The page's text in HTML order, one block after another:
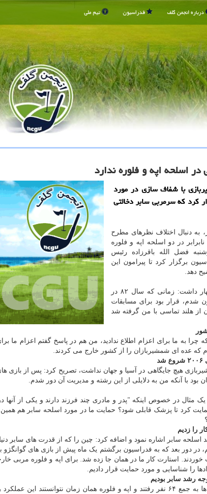
درباره انجمن گلف فدراسیون تیم ملی
در اسلحه اپه و فلوره ندارد
با شفاف سازی در مورد
کرد که سرمربی سابر دخالتی
به دنبال اختلاف نظرهای مطرح
در دو اسلحه اپه و فلوره
فضل الله باقرزاده رئیس
برگزار کرد تا پیرامون این
دهد.
باقرزاده در شروع نشست خبری اظهار داشت: زمانی که سال ۸۲ در
شدم، قرار بود برای مسابقات
از هلند تماسی با من گرفته شد
چرا به ما برای اعزام اطلاع ندادید، من هم در پاسخ گفتم اعزام ما
که عده ای شمشیربازان را از کشور خارج می کردند.
بود با آنکه من به دلایلی از این رشته و مدیریت آن دور شدم.
مثال در خصوص اینکه "پدر و مادری چند فرزند دارند و یکی از
حمایت کرد تا پزشک قابلی شود؟ حمایت ما در مورد اسلحه سابر هم
را زدیم
اسلحه سابر اشاره نمود و اضافه کرد: چین را که از قدرت های سابر
در دور بعد که به فدراسیون برگشتم یک ماه پیش از بازی های
استارت کار ما در همان جا زده شد. برای اپه و فلوره مربی
را شناسایی و مورد حمایت قرار دادیم.
رشد سابر بودیم
وی افزود: وقتی در جهانی سابریست ها به جمع ۶۴ نفر رفتند و اپه و فلوره همان زمان